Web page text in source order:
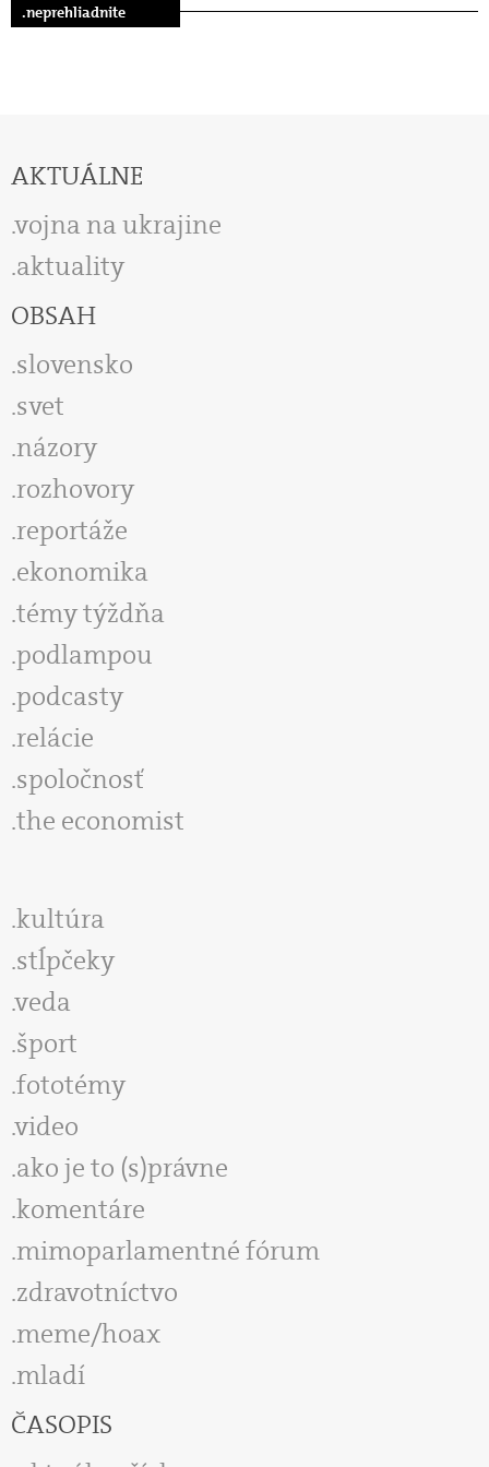
.neprehliadnite
AKTUÁLNE
vojna na ukrajine
aktuality
OBSAH
slovensko
svet
názory
rozhovory
reportáže
ekonomika
témy týždňa
podlampou
podcasty
relácie
spoločnosť
the economist
kultúra
stĺpčeky
veda
šport
fototémy
video
ako je to (s)právne
komentáre
mimoparlamentné fórum
zdravotníctvo
meme/hoax
mladí
ČASOPIS